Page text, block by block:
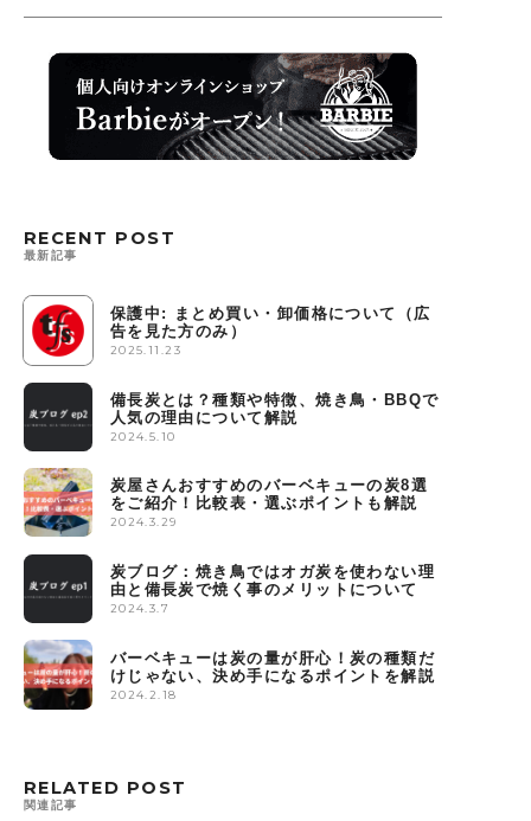
RECENT POST
最新記事
保護中: まとめ買い・卸価格について（広
告を見た方のみ）
2025.11.23
備長炭とは？種類や特徴、焼き鳥・BBQで
人気の理由について解説
2024.5.10
炭屋さんおすすめのバーベキューの炭8選
をご紹介！比較表・選ぶポイントも解説
2024.3.29
炭ブログ：焼き鳥ではオガ炭を使わない理
由と備長炭で焼く事のメリットについて
2024.3.7
バーベキューは炭の量が肝心！炭の種類だ
けじゃない、決め手になるポイントを解説
2024.2.18
RELATED POST
関連記事